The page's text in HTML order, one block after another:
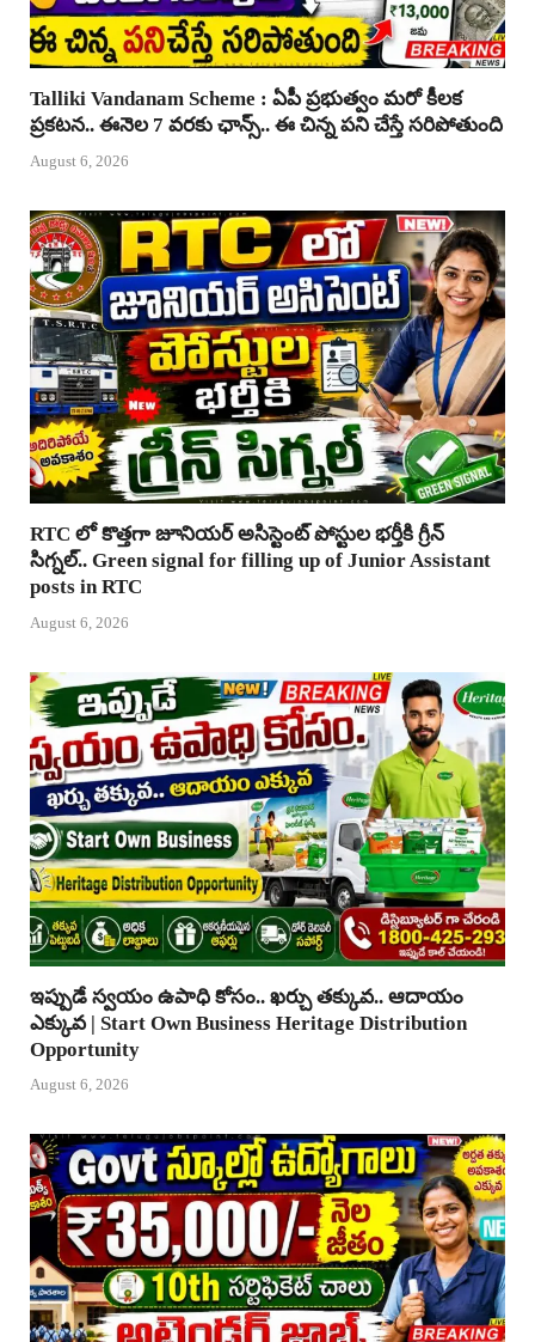
Talliki Vandanam Scheme : ఏపీ ప్రభుత్వం మరో కీలక
ప్రకటన.. ఈనెల 7 వరకు ఛాన్స్.. ఈ చిన్న పని చేస్తే సరిపోతుంది
August 6, 2026
RTC లో కొత్తగా జూనియర్ అసిస్టెంట్ పోస్టుల భర్తీకి గ్రీన్
సిగ్నల్.. Green signal for filling up of Junior Assistant
posts in RTC
August 6, 2026
ఇప్పుడే స్వయం ఉపాధి కోసం.. ఖర్చు తక్కువ.. ఆదాయం
ఎక్కువ | Start Own Business Heritage Distribution
Opportunity
August 6, 2026